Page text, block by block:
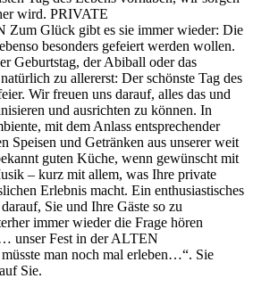
wird. PRIVATE
Glück gibt es sie immer wieder: Die
besonders gefeiert werden wollen.
Geburtstag, der Abiball oder das
zu allererst: Der schönste Tag des
Wir freuen uns darauf, alles das und
und ausrichten zu können. In
mit dem Anlass entsprechender
Speisen und Getränken aus unserer weit
guten Küche, wenn gewünscht mit
– kurz mit allem, was Ihre private
Erlebnis macht. Ein enthusiastisches
Sie und Ihre Gäste so zu
immer wieder die Frage hören
unser Fest in der ALTEN
man noch mal erleben…“. Sie
Sie.